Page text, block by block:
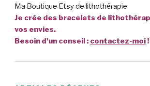
Ma Boutique Etsy de lithothérapie
Je crée des bracelets de
vos envies.
Besoin d'un conseil : contactez-moi!